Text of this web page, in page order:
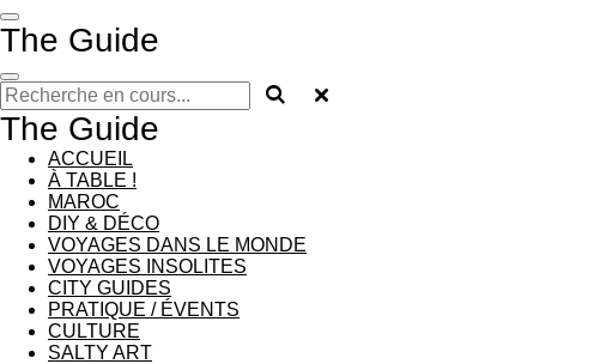
Passer
au
principal
The Guide
The Guide
ACCUEIL
À TABLE !
MAROC
DIY & DÉCO
VOYAGES DANS LE MONDE
VOYAGES INSOLITES
CITY GUIDES
PRATIQUE / ÉVENTS
CULTURE
SALTY ART